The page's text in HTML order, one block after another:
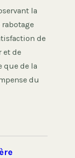
la
de
et de
que de la
du